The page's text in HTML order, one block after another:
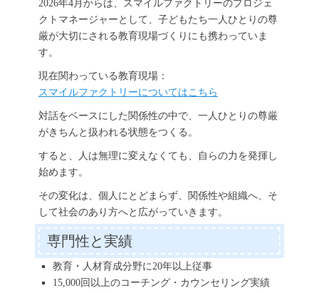
2026年4月からは、スマイルファクトリーのプロジェ
クトマネージャーとして、子どもたち一人ひとりの尊
厳が大切にされる教育現場づくりにも携わっていま
す。
現在関わっている教育現場：
スマイルファクトリーについてはこちら
対話をベースにした関係性の中で、一人ひとりの尊厳
がきちんと扱われる状態をつくる。
すると、人は無理に変えなくても、自らの力を発揮し
始めます。
その変化は、個人にとどまらず、関係性や組織へ、そ
して社会のあり方へと広がっていきます。
専門性と実績
教育・人材育成分野に20年以上従事
15,000回以上のコーチング・カウンセリング実績